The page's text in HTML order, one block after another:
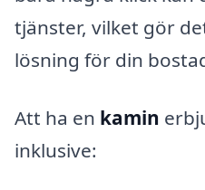
tjänster, vilket gör
lösning för din
Att ha en kamin
inklusive: